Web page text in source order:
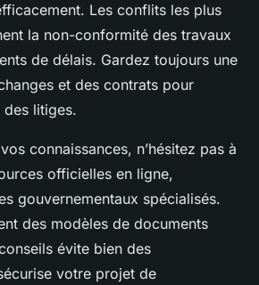
Les conflits les plus
la non-conformité des travaux
de délais. Gardez toujours une
et des contrats pour
litiges.
connaissances, n’hésitez pas à
officielles en ligne,
gouvernementaux spécialisés.
des modèles de documents
évite bien des
votre projet de